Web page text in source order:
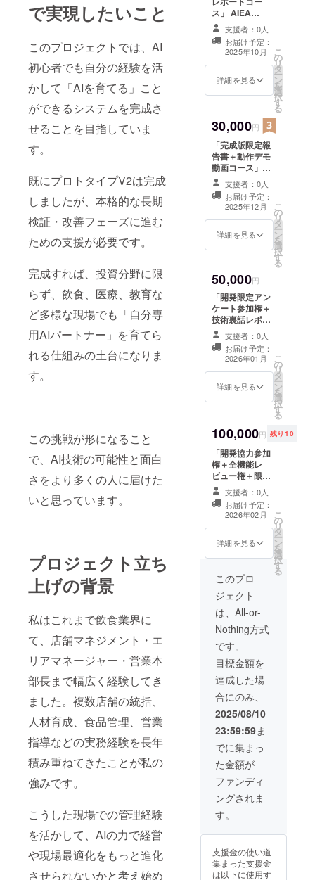
で実現したいこと
このプロジェクトでは、AI
初心者でも自分の経験を活
かして「AIを育てる」こと
ができるシステムを完成さ
せることを目指していま
す。
既にプロトタイプV2は完成
しましたが、本格的な長期
検証・改善フェーズに進む
ための支援が必要です。
完成すれば、投資分野に限
らず、飲食、医療、教育な
ど多様な現場でも「自分専
用AIパートナー」を育てら
れる仕組みの土台になりま
す。
この挑戦が形になること
で、AI技術の可能性と面白
さをより多くの人に届けた
いと思っています。
プロジェクト立ち
上げの背景
私はこれまで飲食業界に
て、店舗マネジメント・エ
リアマネージャー・営業本
部長まで幅広く経験してき
ました。複数店舗の統括、
人材育成、食品管理、営業
指導などの実務経験を長年
積み重ねてきたことが私の
強みです。
こうした現場での管理経験
を活かして、AIの力で経営
や現場最適化をもっと進化
させられないかと考え始め
ス」 AIEA
DUAL_V2の開
発進捗に加え、
限定的なβ版の
動作内容やAI学
習状況の詳細レ
ポートを共有し
す。
支援者：0人
お届け予定：
2025年10月
詳細を見る
こ
の
リ
タ
ー
ン
を
選
択
す
る
30,000円
「完成版限定報
告書＋動作デモ
動画コース」
AIEA DUAL_V2
の完成版開発レ
ポートをまとめ
た限定報告書
と、実際のAI動
作を撮影したデ
化していくのか
を具体的に体験
できます。
支援者：0人
お届け予定：
2025年12月
詳細を見る
こ
の
リ
タ
ー
ン
を
選
択
す
る
50,000円
「開発限定アン
ケート参加権＋
技術裏話レポー
トコース」 開発
中の技術課題や
進化の裏話をま
とめた特別レ
ポートをご提
供。また今後の
し、開発に間接
的に参加いただ
けます。
支援者：0人
お届け予定：
2026年01月
詳細を見る
こ
の
リ
タ
ー
ン
を
選
択
す
る
100,000円 残り10
「開発協力参加
権＋全機能レ
ビュー権＋限定
開発報告セッ
ション（人数限
定）」 完成間近
のAIシステムの
全機能をレ
ビューできる特
ンライン報告
セッションにご
参加いただけま
す。開発者とAI
の二人三脚のリ
アルな現場を体
感していただけ
ます。
支援者：0人
お届け予定：
2026年02月
詳細を見る
こ
の
リ
タ
ー
ン
を
選
択
す
る
このプロ
ジェクト
は、All-or-
Nothing方式
です。
目標金額を
達成した場
合にのみ、
2025/08/10
23:59:59ま
でに集まっ
た金額が
ファンディ
ングされま
す。
支援金の使い道
集まった支援金
は以下に使用す